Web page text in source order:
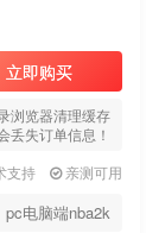
立即购买
浏览器清理缓存
丢失订单信息！
支持 亲测可用
pc电脑端nba2k